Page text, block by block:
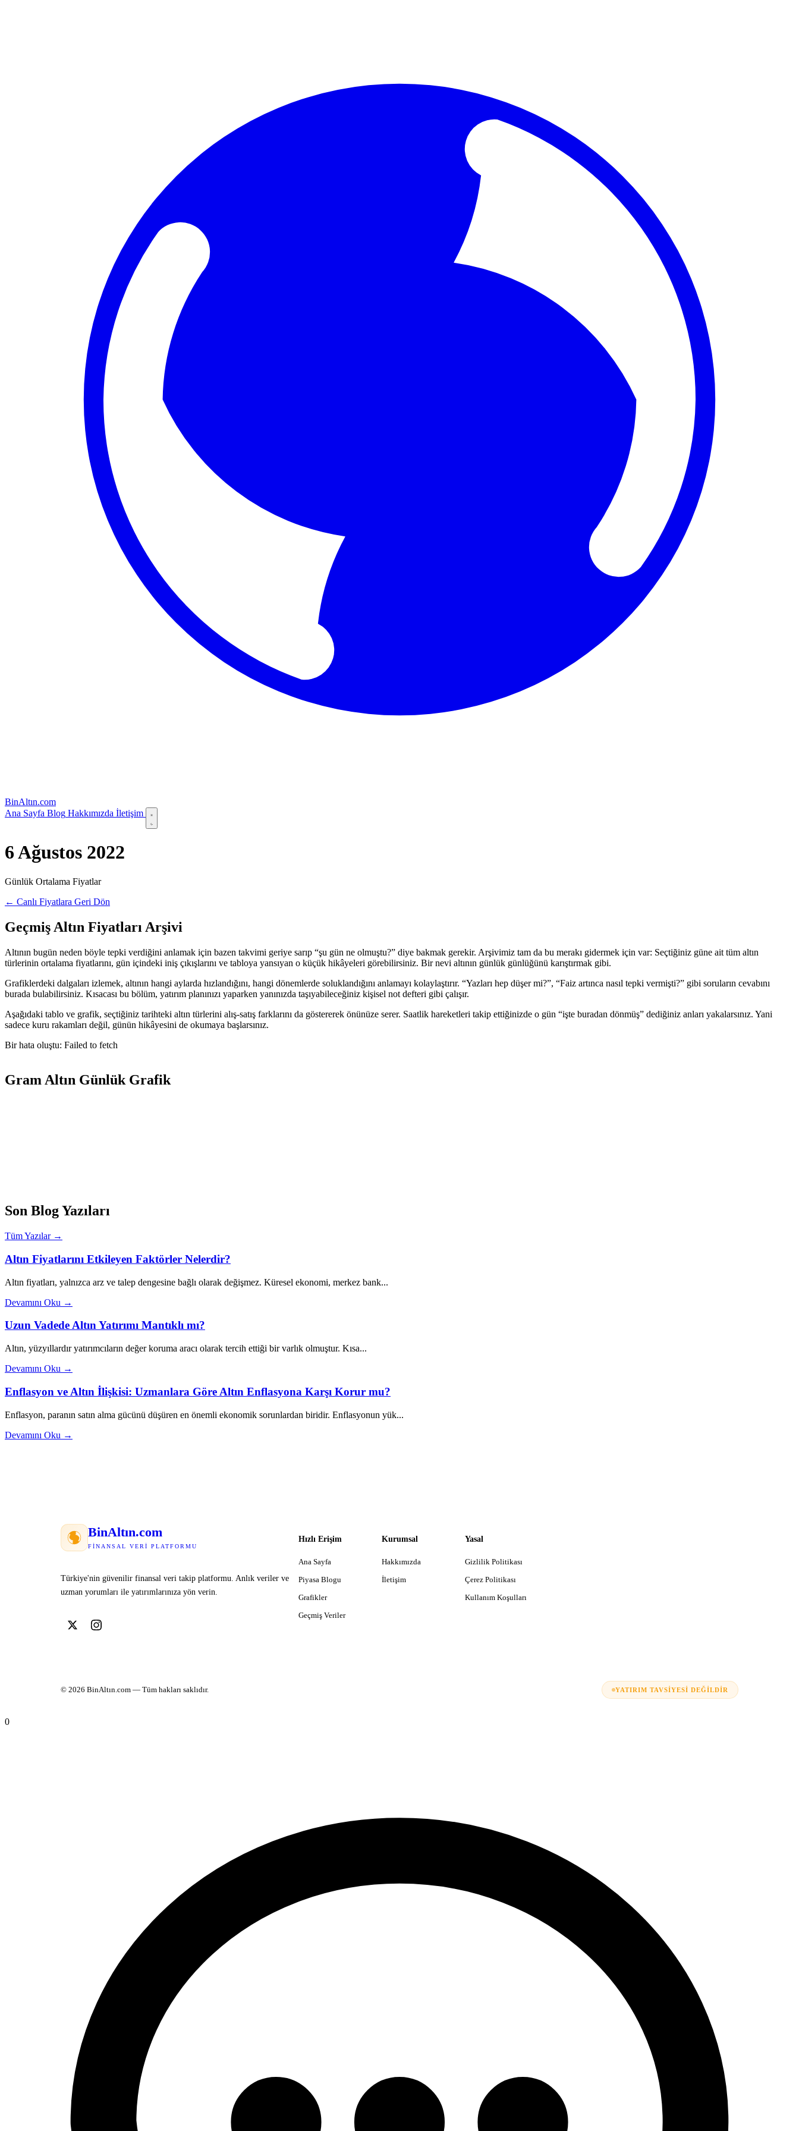
BinAltın.com
Ana Sayfa Blog Hakkımızda İletişim
6 Ağustos 2022
Günlük Ortalama Fiyatlar
← Canlı Fiyatlara Geri Dön
Geçmiş Altın Fiyatları Arşivi
Altının bugün neden böyle tepki verdiğini anlamak için bazen takvimi geriye sarıp “şu gün ne olmuştu?” diye bakmak gerekir. Arşivimiz tam da bu merakı gidermek için var: Seçtiğiniz güne ait tüm altın
türlerinin ortalama fiyatlarını, gün içindeki iniş çıkışlarını ve tabloya yansıyan o küçük hikâyeleri görebilirsiniz. Bir nevi altının günlük günlüğünü karıştırmak gibi.
Grafiklerdeki dalgaları izlemek, altının hangi aylarda hızlandığını, hangi dönemlerde soluklandığını anlamayı kolaylaştırır. “Yazları hep düşer mi?”, “Faiz artınca nasıl tepki vermişti?” gibi soruların cevabını
burada bulabilirsiniz. Kısacası bu bölüm, yatırım planınızı yaparken yanınızda taşıyabileceğiniz kişisel not defteri gibi çalışır.
Aşağıdaki tablo ve grafik, seçtiğiniz tarihteki altın türlerini alış-satış farklarını da göstererek önünüze serer. Saatlik hareketleri takip ettiğinizde o gün “işte buradan dönmüş” dediğiniz anları yakalarsınız. Yani
sadece kuru rakamları değil, günün hikâyesini de okumaya başlarsınız.
Bir hata oluştu: Failed to fetch
Gram Altın Günlük Grafik
Son Blog Yazıları
Tüm Yazılar →
Altın Fiyatlarını Etkileyen Faktörler Nelerdir?
Altın fiyatları, yalnızca arz ve talep dengesine bağlı olarak değişmez. Küresel ekonomi, merkez bank...
Devamını Oku →
Uzun Vadede Altın Yatırımı Mantıklı mı?
Altın, yüzyıllardır yatırımcıların değer koruma aracı olarak tercih ettiği bir varlık olmuştur. Kısa...
Devamını Oku →
Enflasyon ve Altın İlişkisi: Uzmanlara Göre Altın Enflasyona Karşı Korur mu?
Enflasyon, paranın satın alma gücünü düşüren en önemli ekonomik sorunlardan biridir. Enflasyonun yük...
Devamını Oku →
BinAltın.com
FINANSAL VERI PLATFORMU
Türkiye'nin güvenilir finansal veri takip platformu. Anlık veriler ve
uzman yorumları ile yatırımlarınıza yön verin.
Hızlı Erişim
Ana Sayfa
Piyasa Blogu
Grafikler
Geçmiş Veriler
Kurumsal
Hakkımızda
İletişim
Yasal
Gizlilik Politikası
Çerez Politikası
Kullanım Koşulları
© 2026 BinAltın.com — Tüm hakları saklıdır. YATIRIM TAVSIYESI DEĞILDIR
0